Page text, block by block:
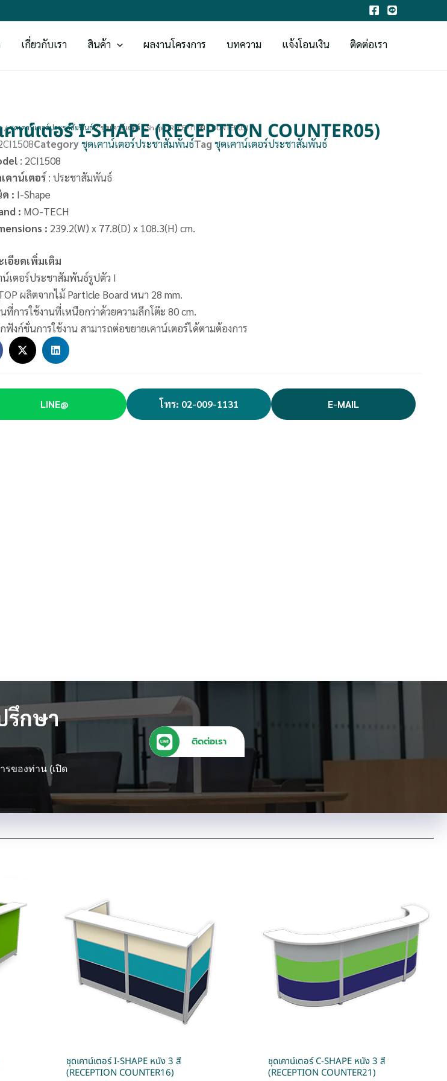
เกี่ยวกับเรา สินค้า ผลงานโครงการ บทความ แจ้งโอนเงิน ติดต่อเรา
/ชุดเคาน์เตอร์ประชาสัมพันธ์/ ชุดเคาน์เตอร์ I-Shape (RECEPTION COUNTER05)
าน์เตอร์ I-SHAPE (RECEPTION COUNTER05)
Category ชุดเคาน์เตอร์ประชาสัมพันธ์Tag ชุดเคาน์เตอร์ประชาสัมพันธ์
: 2CI1508
คาน์เตอร์ : ประชาสัมพันธ์
: I-Shape
: MO-TECH
: 239.2(W) x 77.8(D) x 108.3(H) cm.
เอียดเพิ่มเติม
น์เตอร์ประชาสัมพันธ์รูปตัว I
ผลิตจากไม้ Particle Board หนา 28 mm.
ที่การใช้งานที่เหนือกว่าด้วยความลึกโต๊ะ 80 cm.
ฟังก์ชั่นการใช้งาน สามารถต่อขยายเคาน์เตอร์ได้ตามต้องการ
LINE@ โทร: 02-009-1131 E-MAIL
รึกษา
ของท่าน (เปิด
ติดต่อเรา
ชุดเคาน์เตอร์ I-SHAPE หนัง 3 สี
(RECEPTION COUNTER16)
ชุดเคาน์เตอร์ C-SHAPE หนัง 3 สี
(RECEPTION COUNTER21)